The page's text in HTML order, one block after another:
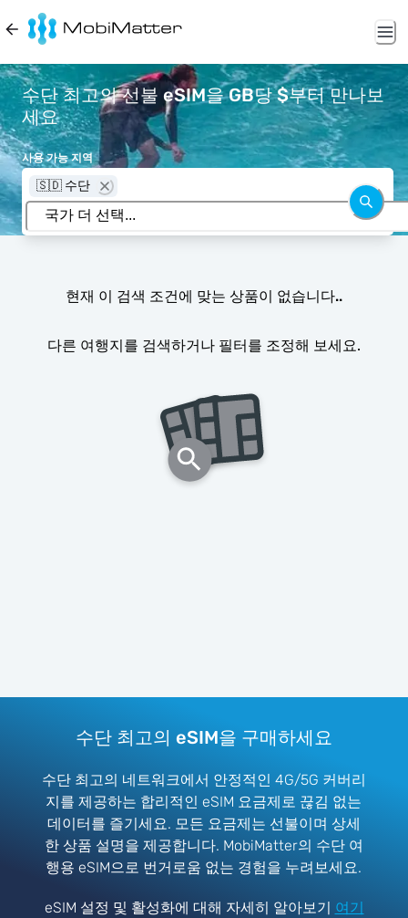
수단 최고의 선불 eSIM을 GB당 $부터 만나보
세요
사용 가능 지역
🇸🇩 수단
현재 이 검색 조건에 맞는 상품이 없습니다..
다른 여행지를 검색하거나 필터를 조정해 보세요.
수단 최고의 eSIM을 구매하세요
수단 최고의 네트워크에서 안정적인 4G/5G 커버리
지를 제공하는 합리적인 eSIM 요금제로 끊김 없는
데이터를 즐기세요. 모든 요금제는 선불이며 상세
한 상품 설명을 제공합니다. MobiMatter의 수단 여
행용 eSIM으로 번거로움 없는 경험을 누려보세요.
eSIM 설정 및 활성화에 대해 자세히 알아보기 여기